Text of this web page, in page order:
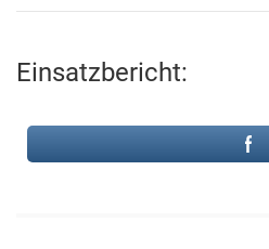
Einsatzbericht: